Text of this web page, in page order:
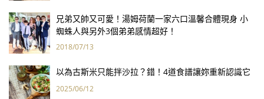
兄弟又帥又可愛！湯姆荷蘭一家六口溫馨合體現身 小
蜘蛛人與另外3個弟弟感情超好！
2018/07/13
以為古斯米只能拌沙拉？錯！4道食譜讓妳重新認識它
2025/06/12